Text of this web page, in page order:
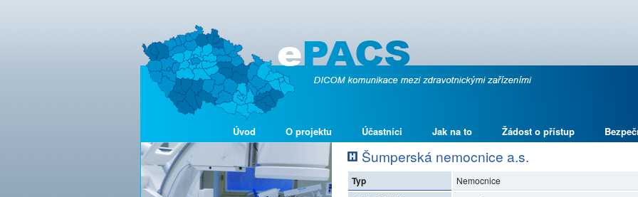
Úvod O projektu Účastníci Jak na to Žádost o přístup
Šumperská nemocnice a.s.
Typ Nemocnice